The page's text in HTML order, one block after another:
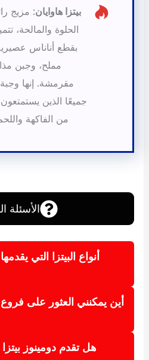
بيتزا هاوايان: مزيج
الحلوة والمالحة،
بقطع أناناس
مملح، وجبن
مقرمشة. إنها وجبة
جميعًا الذين يستمتعون
من الفاكهة
الأسئلة
أنواع البيتزا التي
أين يمكنني العثور على فروع
هل تقدم دومينوز